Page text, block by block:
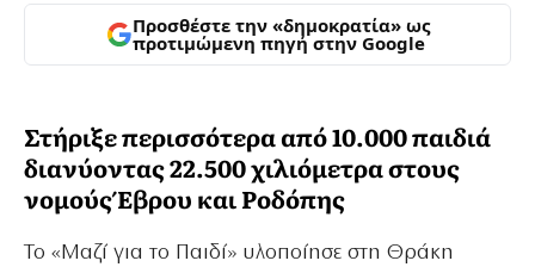
Προσθέστε την «δημοκρατία» ως
προτιμώμενη πηγή στην Google
Στήριξε περισσότερα από 10.000 παιδιά
διανύοντας 22.500 χιλιόμετρα στους
νομούς Έβρου και Ροδόπης
Το «Μαζί για το Παιδί» υλοποίησε στη Θράκη